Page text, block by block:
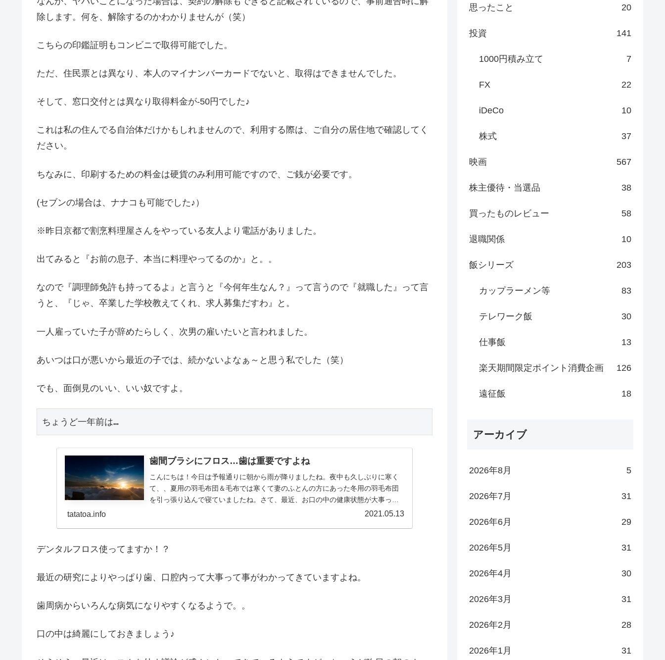
除します。何を、解除するのかわかりませんが（笑）
こちらの印鑑証明もコンビニで取得可能でした。
ただ、住民票とは異なり、本人のマイナンバーカードでないと、取得はできませんでした。
そして、窓口交付とは異なり取得料金が-50円でした♪
これは私の住んでる自治体だけかもしれませんので、利用する際は、ご自分の居住地で確認してく
ださい。
ちなみに、印刷するための料金は硬貨のみ利用可能ですので、ご銭が必要です。
(セブンの場合は、ナナコも可能でした♪）
※昨日京都で割烹料理屋さんをやっている友人より電話がありました。
出てみると『お前の息子、本当に料理やってるのか』と。。
なので『調理師免許も持ってるよ』と言うと『今何年生なん？』って言うので『就職した』って言
うと、『じゃ、卒業した学校教えてくれ、求人募集だすわ』と。
一人雇っていた子が辞めたらしく、次男の雇いたいと言われました。
あいつは口が悪いから最近の子では、続かないよなぁ～と思う私でした（笑）
でも、面倒見のいい、いい奴ですよ。
ちょうど一年前は…
歯間ブラシにフロス…歯は重要ですよね
こんにちは！今日は予報通りに朝から雨が降りましたね。夜中も久しぶりに寒く
て、、夏用の羽毛布団＆毛布では寒くて妻のふとんの方にあった冬用の羽毛布団
を引っ張り込んで寝ていましたね。さて、最近、お口の中の健康状態が大事って
tatatoa.info 2021.05.13
デンタルフロス使ってますか！？
最近の研究によりやっぱり歯、口腔内って大事って事がわかってきていますよね。
歯周病からいろんな病気になりやすくなるようで。。
口の中は綺麗にしておきましょう♪
思ったこと 20
投資 141
1000円積み立て 7
FX 22
iDeCo 10
株式 37
映画 567
株主優待・当選品 38
買ったものレビュー 58
退職関係 10
飯シリーズ 203
カップラーメン等 83
テレワーク飯 30
仕事飯 13
楽天期間限定ポイント消費企画 126
遠征飯 18
アーカイブ
2026年8月 5
2026年7月 31
2026年6月 29
2026年5月 31
2026年4月 30
2026年3月 31
2026年2月 28
2026年1月 31